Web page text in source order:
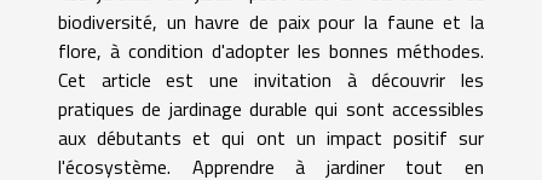
biodiversité, un havre de paix pour la faune et la
flore, à condition d'adopter les bonnes méthodes.
Cet article est une invitation à découvrir les
pratiques de jardinage durable qui sont accessibles
aux débutants et qui ont un impact positif sur
l'écosystème. Apprendre à jardiner tout en